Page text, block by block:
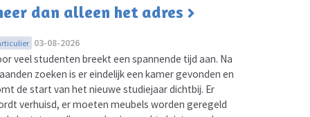
dan alleen het adres
03-08-2026
veel studenten breekt een spannende tijd aan. Na
zoeken is er eindelijk een kamer gevonden en
de start van het nieuwe studiejaar dichtbij. Er
verhuisd, er moeten meubels worden geregeld